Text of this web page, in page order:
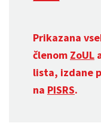
Prikazana
členom ZoUL
lista, izdane
na PISRS.